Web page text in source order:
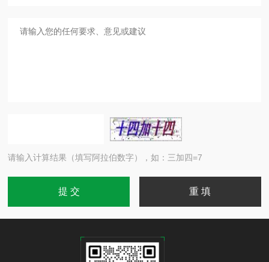
请输入计算结果（填写阿拉伯数字），如：三加四=7